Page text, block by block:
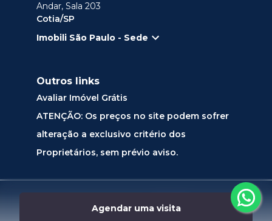
Agendar uma visita
Andar, Sala 203
Cotia/SP
Imobili São Paulo - Sede
Outros links
Avaliar Imóvel Grátis
ATENÇÃO: Os preços no site podem sofrer
alteração a exclusivo critério dos
Proprietários, sem prévio aviso.
Desenvolvido por